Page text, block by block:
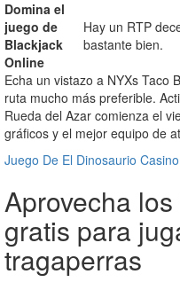
Domina el
juego de
Blackjack
Online
Hay un RTP
bastante bien.
Echa un vistazo a NYXs Taco
ruta mucho más preferible.
Rueda del Azar comienza el
gráficos y el mejor equipo de
Juego De El Dinosaurio Casino
Aprovecha
gratis para
tragaperras